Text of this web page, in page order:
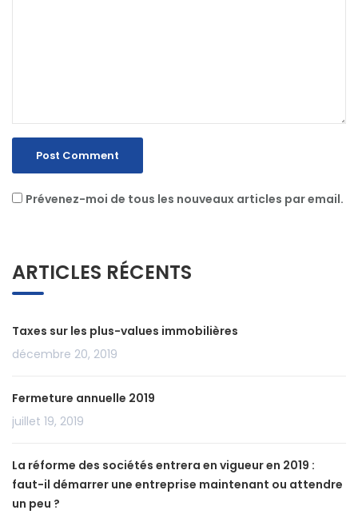
Prévenez-moi de tous les nouveaux articles par email.
ARTICLES RÉCENTS
Taxes sur les plus-values immobilières
décembre 20, 2019
Fermeture annuelle 2019
juillet 19, 2019
La réforme des sociétés entrera en vigueur en 2019 :
faut-il démarrer une entreprise maintenant ou attendre
un peu ?